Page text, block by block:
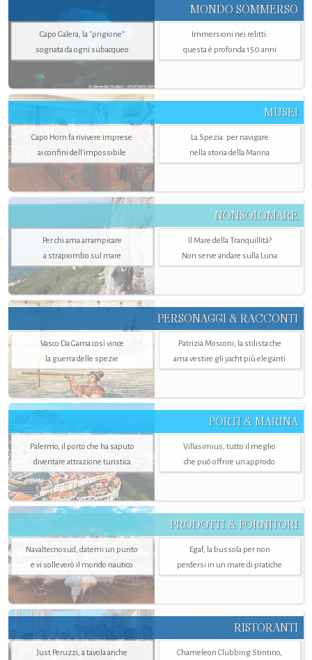
MONDO SOMMERSO
Capo Galera, la "prigione"
sognata da ogni subacqueo
Immersioni nei relitti:
questa è profonda 150 anni
MUSEI
Capo Horn fa rivivere imprese
ai confini dell’impossibile
La Spezia. per navigare
nella storia della Marina
NONSOLOMARE
Per chi ama arrampicare
a strapiombo sul mare
Il Mare della Tranquillità?
Non serve andare sulla Luna
PERSONAGGI & RACCONTI
Vasco Da Gama così vince
la guerra delle spezie
Patrizia Mosconi, la stilista che
ama vestire gli yacht più eleganti
PORTI & MARINA
Palermo, il porto che ha saputo
diventare attrazione turistica
Villasimius, tutto il meglio
che può offrire un approdo
PRODOTTI & FORNITORI
Navaltecnosud, datemi un punto
e vi solleverò il mondo nautico
Egaf, la bussola per non
perdersi in un mare di pratiche
RISTORANTI
Just Peruzzi, a tavola anche Chameleon Clubbing Stintino,